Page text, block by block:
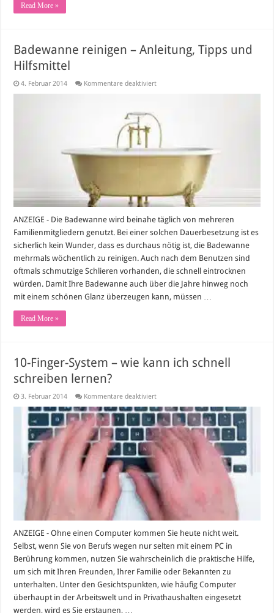
Read More »
Badewanne reinigen – Anleitung, Tipps und
Hilfsmittel
4. Februar 2014 Kommentare deaktiviertfür
Tipps
und
ANZEIGE - Die Badewanne wird beinahe täglich von mehreren
Familienmitgliedern genutzt. Bei einer solchen Dauerbesetzung ist es
sicherlich kein Wunder, dass es durchaus nötig ist, die Badewanne
mehrmals wöchentlich zu reinigen. Auch nach dem Benutzen sind
oftmals schmutzige Schlieren vorhanden, die schnell eintrocknen
würden. Damit Ihre Badewanne auch über die Jahre hinweg noch
mit einem schönen Glanz überzeugen kann, müssen …
Read More »
10-Finger-System – wie kann ich schnell
schreiben lernen?
3. Februar 2014 Kommentare deaktiviertfür
Finger-
System
–
wie
kann
ich
schnell
schreiben
lernen?
ANZEIGE - Ohne einen Computer kommen Sie heute nicht weit.
Selbst, wenn Sie von Berufs wegen nur selten mit einem PC in
Berührung kommen, nutzen Sie wahrscheinlich die praktische Hilfe,
um sich mit Ihren Freunden, Ihrer Familie oder Bekannten zu
unterhalten. Unter den Gesichtspunkten, wie häufig Computer
überhaupt in der Arbeitswelt und in Privathaushalten eingesetzt
werden, wird es Sie erstaunen, …